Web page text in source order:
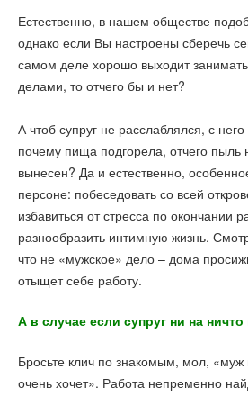
Естественно, в нашем обществе
однако если Вы настроены сберечь
самом деле хорошо выходит
делами, то отчего бы и нет?
А чтоб супруг не расслаблялся, с
почему пища подгорела, отчего пыль
вынесен? Да и естественно,
персоне: побеседовать со всей
избавиться от стресса по окончании
разнообразить интимную жизнь.
что не «мужское» дело – дома
отыщет себе работу.
А в случае если супруг ни на
Бросьте клич по знакомым, мол, «муж
очень хочет». Работа непременно